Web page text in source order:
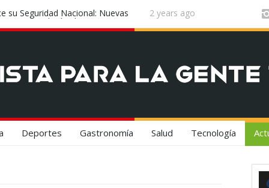
el epicentro de la innovación ¡Vuela Conectado! United Airlines
Experiencia de Viaje
2 years ago
Deportes Gastronomía Salud Tecnología